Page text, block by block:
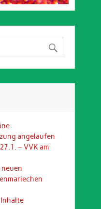
angelaufen
– VVK am